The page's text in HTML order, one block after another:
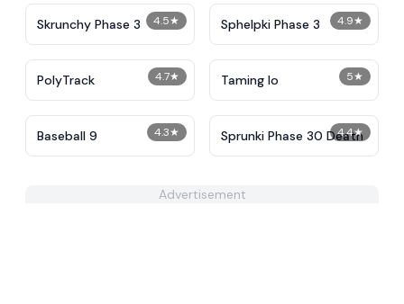
4.5★
Skrunchy Phase 3 4.9★
Sphelpki Phase 3
4.7★
PolyTrack 5★
Taming Io
4.3★
Baseball 9 4.4★
Sprunki Phase 30 Death
Advertisement